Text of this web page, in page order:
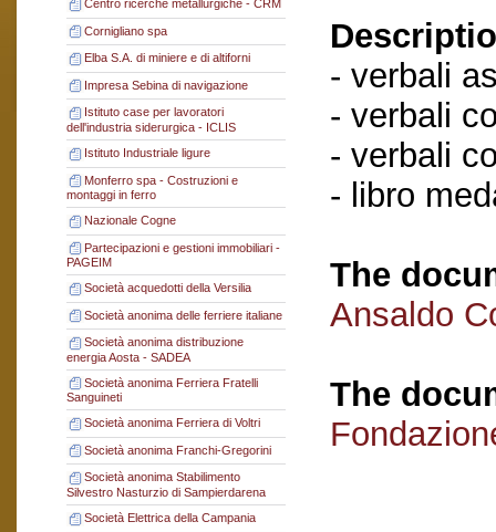
Centro ricerche metallurgiche - CRM
Cornigliano spa
Elba S.A. di miniere e di altiforni
Impresa Sebina di navigazione
Istituto case per lavoratori
dell'industria siderurgica - ICLIS
Istituto Industriale ligure
Monferro spa - Costruzioni e
montaggi in ferro
Nazionale Cogne
Partecipazioni e gestioni immobiliari -
PAGEIM
Società acquedotti della Versilia
Società anonima delle ferriere italiane
Società anonima distribuzione
energia Aosta - SADEA
Società anonima Ferriera Fratelli
Sanguineti
Società anonima Ferriera di Voltri
Società anonima Franchi-Gregorini
Società anonima Stabilimento
Silvestro Nasturzio di Sampierdarena
Società Elettrica della Campania
- verbali
- verbali
- verbali
- libro
The
Ansaldo
The